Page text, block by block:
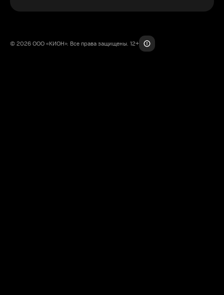
© 2026 ООО «КИОН». Все права защищены. 12+